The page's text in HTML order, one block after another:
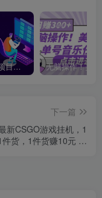
2024最火爆的项目短剧推广实操课 一条视频变现5万+(附软件工具
下一篇
新CSGO游戏挂机，1
货，1件货赚10元 纯